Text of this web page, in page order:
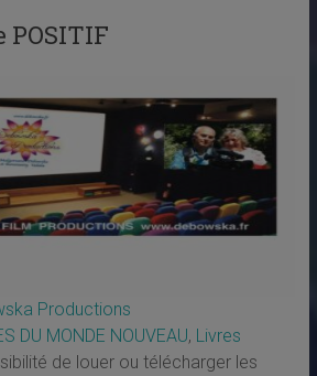
POSITIF
Productions
DU MONDE NOUVEAU, Livres
de louer ou télécharger les